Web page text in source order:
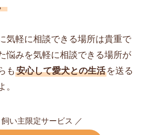
気軽に相談できる場所は貴重で
悩みを気軽に相談できる場所が
も 安心して愛犬との生活を送る
。
飼い主限定サービス ／